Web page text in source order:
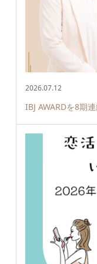
2026.07.12
IBJ AWARDを8期